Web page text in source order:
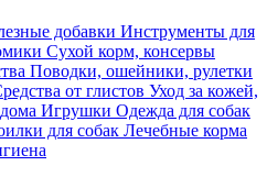
добавки Инструменты для
Сухой корм, консервы
Поводки, ошейники, рулетки
от глистов Уход за кожей,
Игрушки Одежда для собак
для собак Лечебные корма